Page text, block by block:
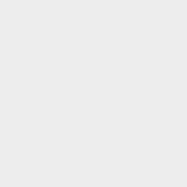
olympiques et à eau
en construction
tennis de table,